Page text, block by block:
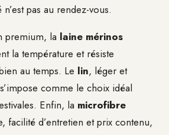
pas au rendez-vous.
premium, la laine mérinos
la température et résiste
au temps. Le lin, léger et
comme le choix idéal
Enfin, la microfibre
facilité d’entretien et prix contenu,